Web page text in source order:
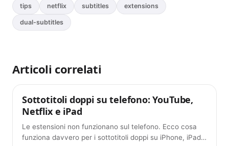
tips netflix subtitles extensions
dual-subtitles
Articoli correlati
Consigli
Sottotitoli doppi su telefono: YouTube,
Netflix e iPad
Le estensioni non funzionano sul telefono. Ecco cosa
funziona davvero per i sottotitoli doppi su iPhone, iPad e